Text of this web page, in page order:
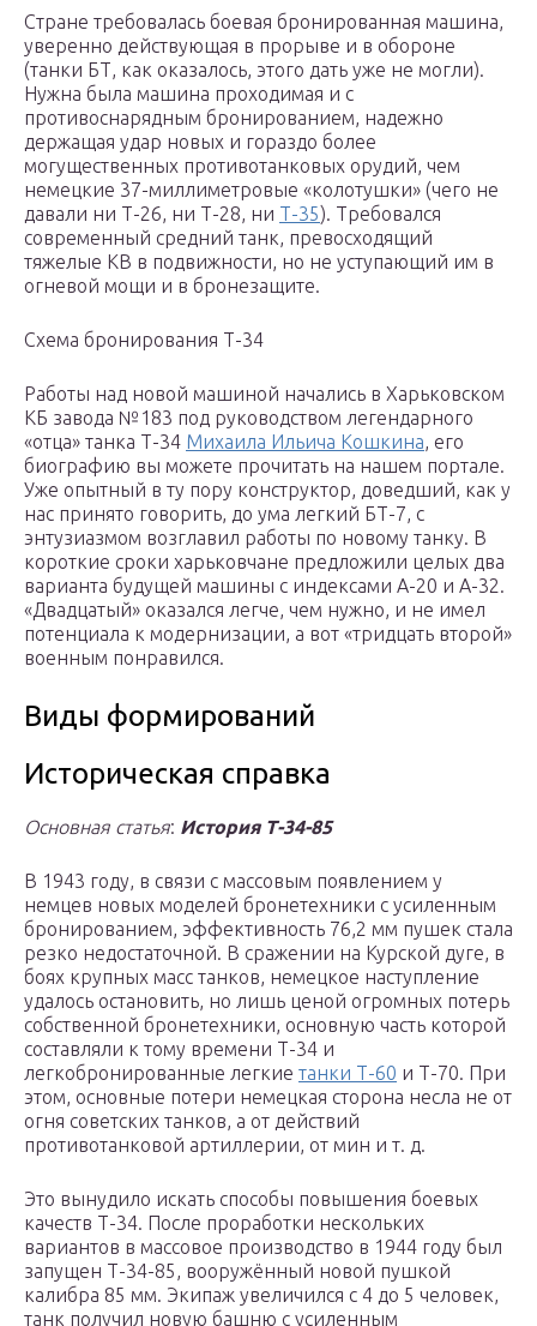
Стране требовалась боевая бронированная машина,
уверенно действующая в прорыве и в обороне
(танки БТ, как оказалось, этого дать уже не могли).
Нужна была машина проходимая и с
противоснарядным бронированием, надежно
держащая удар новых и гораздо более
могущественных противотанковых орудий, чем
немецкие 37-миллиметровые «колотушки» (чего не
давали ни Т-26, ни Т-28, ни Т-35). Требовался
современный средний танк, превосходящий
тяжелые КВ в подвижности, но не уступающий им в
огневой мощи и в бронезащите.
Схема бронирования Т-34
Работы над новой машиной начались в Харьковском
КБ завода №183 под руководством легендарного
«отца» танка Т-34 Михаила Ильича Кошкина, его
биографию вы можете прочитать на нашем портале.
Уже опытный в ту пору конструктор, доведший, как у
нас принято говорить, до ума легкий БТ-7, с
энтузиазмом возглавил работы по новому танку. В
короткие сроки харьковчане предложили целых два
варианта будущей машины с индексами А-20 и А-32.
«Двадцатый» оказался легче, чем нужно, и не имел
потенциала к модернизации, а вот «тридцать второй»
военным понравился.
Виды формирований
Историческая справка
Основная статья: История Т-34-85
В 1943 году, в связи с массовым появлением у
немцев новых моделей бронетехники с усиленным
бронированием, эффективность 76,2 мм пушек стала
резко недостаточной. В сражении на Курской дуге, в
боях крупных масс танков, немецкое наступление
удалось остановить, но лишь ценой огромных потерь
собственной бронетехники, основную часть которой
составляли к тому времени Т-34 и
легкобронированные легкие танки Т-60 и Т-70. При
этом, основные потери немецкая сторона несла не от
огня советских танков, а от действий
противотанковой артиллерии, от мин и т. д.
Это вынудило искать способы повышения боевых
качеств Т-34. После проработки нескольких
вариантов в массовое производство в 1944 году был
запущен Т-34-85, вооружённый новой пушкой
калибра 85 мм. Экипаж увеличился с 4 до 5 человек,
танк получил новую башню с усиленным